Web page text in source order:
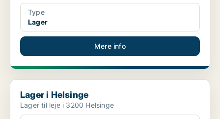
Type
Lager
Mere info
Lager i Helsinge
Lager i Helsinge
Lager til leje i 3200 Helsinge